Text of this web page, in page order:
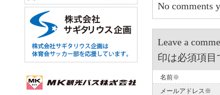
No comments
Leave a
印は必須項目
名前※
メールアドレス※